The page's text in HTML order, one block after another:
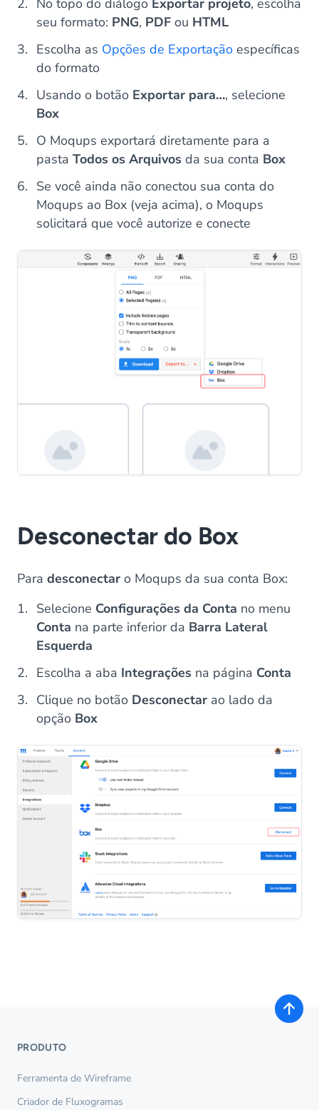
No topo do diálogo Exportar projeto, escolha
seu formato: PNG, PDF ou HTML
Escolha as Opções de Exportação específicas
do formato
Usando o botão Exportar para…, selecione
Box
O Moqups exportará diretamente para a
pasta Todos os Arquivos da sua conta Box
Se você ainda não conectou sua conta do
Moqups ao Box (veja acima), o Moqups
solicitará que você autorize e conecte
Desconectar do Box
Para desconectar o Moqups da sua conta Box:
Selecione Configurações da Conta no menu
Conta na parte inferior da Barra Lateral
Esquerda
Escolha a aba Integrações na página Conta
Clique no botão Desconectar ao lado da
opção Box
PRODUTO
Ferramenta de Wireframe
Criador de Fluxogramas